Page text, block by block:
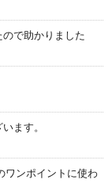
で助かりました
ます。
ワンポイントに使わ